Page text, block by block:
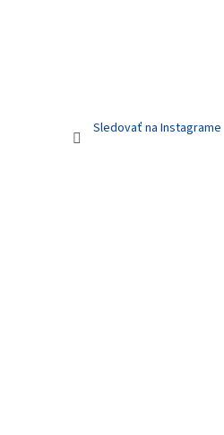
Sledovať na Instagrame